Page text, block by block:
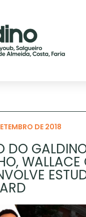
DE 2018
DO
WALLACE